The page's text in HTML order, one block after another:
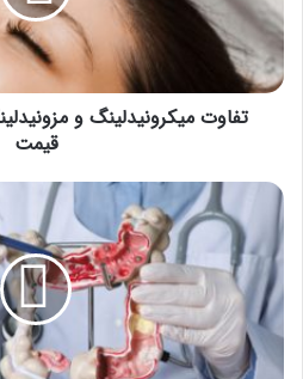
کاربردها،
فواید
و
قیمت
تفاوت میکرونیدلینگ و
قیمت
بهترین
فوق
تخصص
گوارش
در
تبریز
کیست؟